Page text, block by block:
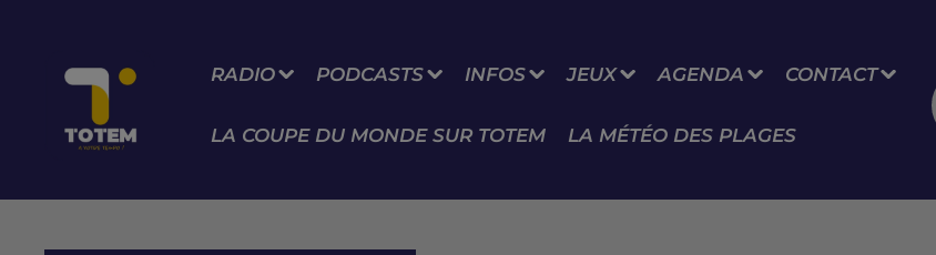
RADIO PODCASTS INFOS JEUX AGENDA CONTACT
LA COUPE DU MONDE SUR TOTEM LA MÉTÉO DES PLAGES